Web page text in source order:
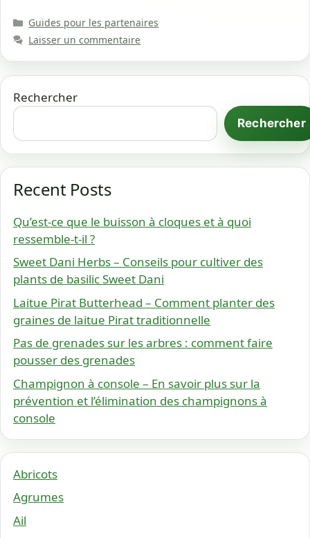
Catégories
Guides pour les partenaires
Laisser un commentaire
Rechercher
Rechercher
Recent Posts
Qu’est-ce que le buisson à cloques et à quoi
ressemble-t-il ?
Sweet Dani Herbs – Conseils pour cultiver des
plants de basilic Sweet Dani
Laitue Pirat Butterhead – Comment planter des
graines de laitue Pirat traditionnelle
Pas de grenades sur les arbres : comment faire
pousser des grenades
Champignon à console – En savoir plus sur la
prévention et l’élimination des champignons à
console
Abricots
Agrumes
Ail